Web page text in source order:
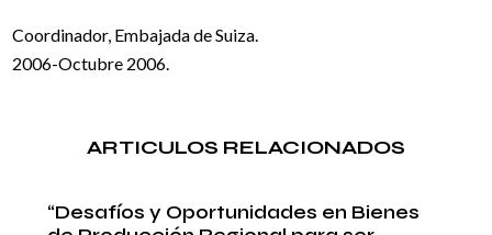
Coordinador, Embajada de Suiza.
2006-Octubre 2006.
ARTICULOS RELACIONADOS
“Desafíos y Oportunidades en Bienes